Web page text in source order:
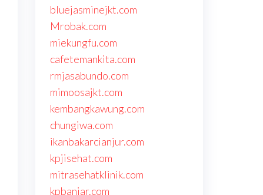
bluejasminejkt.com
Mrobak.com
miekungfu.com
cafetemankita.com
rmjasabundo.com
mimoosajkt.com
kembangkawung.com
chungiwa.com
ikanbakarcianjur.com
kpjisehat.com
mitrasehatklinik.com
kpbanjar.com